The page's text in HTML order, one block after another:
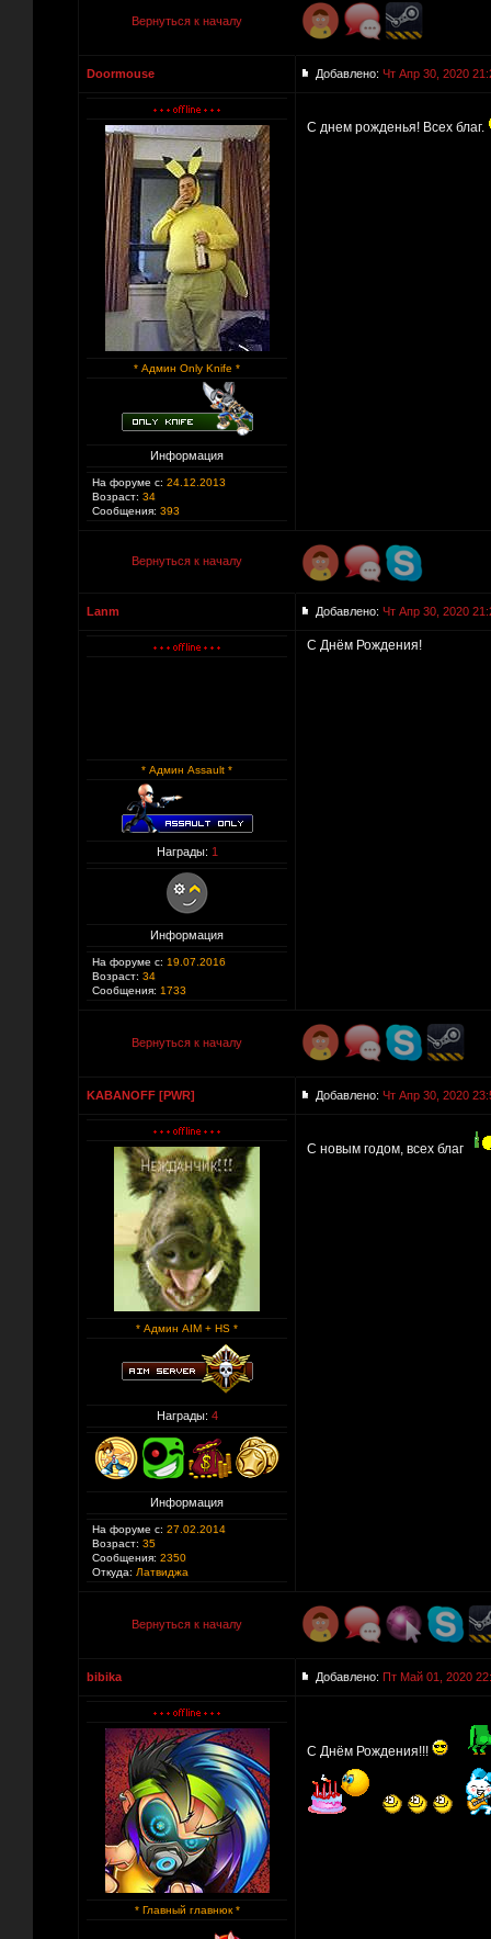
Вернуться к началу
Doormouse Добавлено: Чт Апр 30, 2020
* Админ Only Knife *
Информация
На форуме с: 24.12.2013
Возраст: 34
Сообщения: 393
С днем рожденья! Всех благ.
Вернуться к началу
Lanm Добавлено: Чт Апр 30, 2020
* Админ Assault *
Награды: 1
Информация
На форуме с: 19.07.2016
Возраст: 34
Сообщения: 1733
С Днём Рождения!
Вернуться к началу
KABANOFF [PWR] Добавлено: Чт Апр 30, 2020
* Админ AIM + HS *
Награды: 4
Информация
На форуме с: 27.02.2014
Возраст: 35
Сообщения: 2350
Откуда: Латвиджа
С новым годом, всех благ
Вернуться к началу
bibika Добавлено: Пт Май 01, 2020
* Главный главнюк *
С Днём Рождения!!!